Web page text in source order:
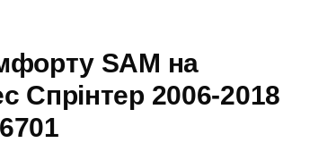
SAM на
Спрінтер 2006-2018